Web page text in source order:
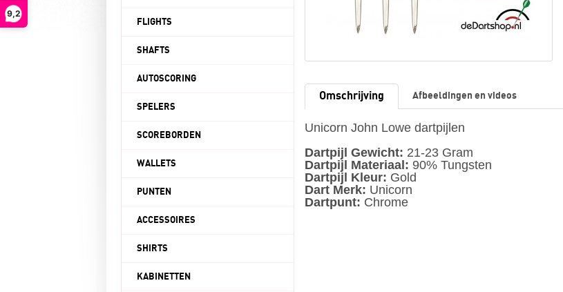
9,2
FLIGHTS
SHAFTS
AUTOSCORING
SPELERS
SCOREBORDEN
WALLETS
PUNTEN
ACCESSOIRES
SHIRTS
KABINETTEN
Omschrijving Afbeeldingen en videos
Unicorn John Lowe dartpijlen
Dartpijl Gewicht: 21-23 Gram
Dartpijl Materiaal: 90% Tungsten
Dartpijl Kleur: Gold
Dart Merk: Unicorn
Dartpunt: Chrome